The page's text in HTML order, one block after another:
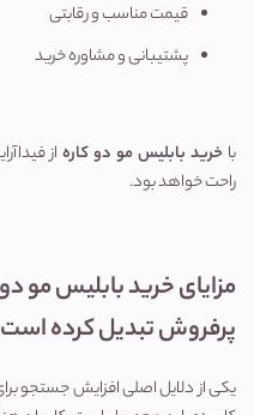
قیمت مناسب و رقابتی
پشتیبانی و مشاوره خرید
با خرید بابلیس مو دو کاره
راحت خواهد بود.
پرفروش تبدیل کرده
یکی از دلایل اصلی افزایش جستجو